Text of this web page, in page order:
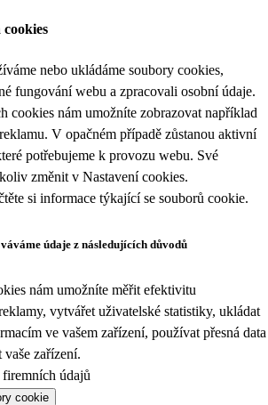
nebo ukládáme soubory cookies,
fungování webu a zpracovali osobní údaje.
cookies nám umožníte zobrazovat například
V opačném případě zůstanou aktivní
potřebujeme k provozu webu. Své
změnit v Nastavení cookies.
si informace týkající se souborů cookie.
údaje z následujících důvodů
nám umožníte měřit efektivitu
vytvářet uživatelské statistiky, ukládat
ve vašem zařízení, používat přesná data
zařízení.
údajů
cookie